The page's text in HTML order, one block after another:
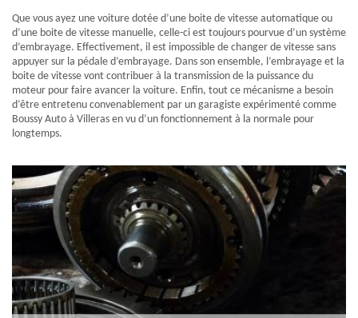
Que vous ayez une voiture dotée d’une boite de vitesse automatique ou
d’une boite de vitesse manuelle, celle-ci est toujours pourvue d’un système
d’embrayage. Effectivement, il est impossible de changer de vitesse sans
appuyer sur la pédale d’embrayage. Dans son ensemble, l’embrayage et la
boite de vitesse vont contribuer à la transmission de la puissance du
moteur pour faire avancer la voiture. Enfin, tout ce mécanisme a besoin
d’être entretenu convenablement par un garagiste expérimenté comme
Boussy Auto à Villeras en vu d’un fonctionnement à la normale pour
longtemps.